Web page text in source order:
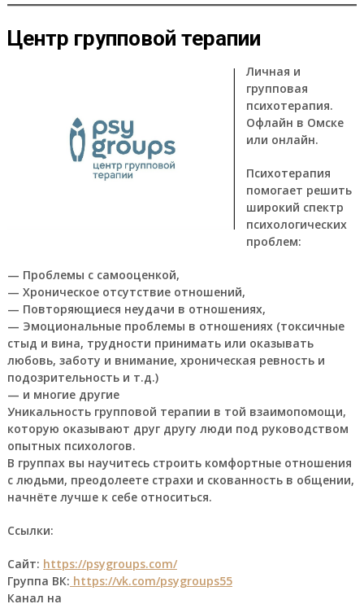
Центр групповой терапии
Личная и
групповая
психотерапия.
Офлайн в Омске
или онлайн.
Психотерапия
помогает решить
широкий спектр
психологических
проблем:
— Проблемы с самооценкой,
— Хроническое отсутствие отношений,
— Повторяющиеся неудачи в отношениях,
— Эмоциональные проблемы в отношениях (токсичные
стыд и вина, трудности принимать или оказывать
любовь, заботу и внимание, хроническая ревность и
подозрительность и т.д.)
— и многие другие
Уникальность групповой терапии в той взаимопомощи,
которую оказывают друг другу люди под руководством
опытных психологов.
В группах вы научитесь строить комфортные отношения
с людьми, преодолеете страхи и скованность в общении,
начнёте лучше к себе относиться.
Ссылки:
Сайт: https://psygroups.com/
Группа ВК: https://vk.com/psygroups55
Канал на